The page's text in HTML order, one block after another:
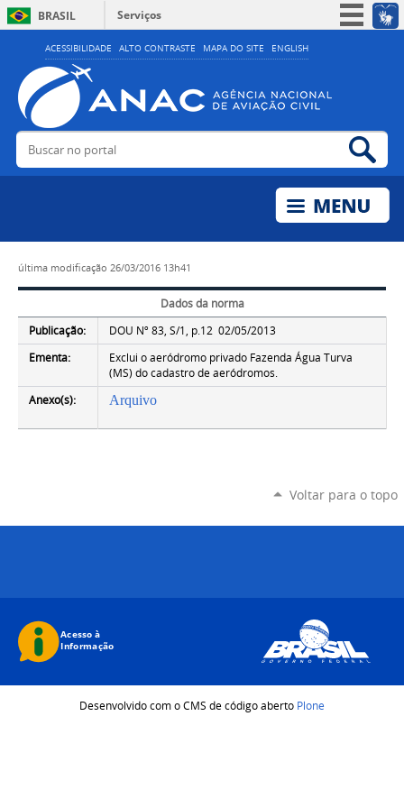
ACESSIBILIDADE ALTO CONTRASTE MAPA DO SITE ENGLISH
BRASIL
Serviços
Simplifique!
Acesso à informação
Legislação
Buscar no portal
última modificação 26/03/2016 13h41
Dados da norma
Publicação:
DOU Nº 83, S/1, p.12 02/05/2013
Ementa:
Exclui o aeródromo privado Fazenda Água Turva
(MS) do cadastro de aeródromos.
Anexo(s):
Arquivo
Voltar para o topo
Desenvolvido com o CMS de código aberto Plone